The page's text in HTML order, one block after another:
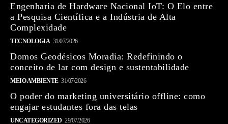
Engenharia de Hardware Nacional IoT: O Elo entre
a Pesquisa Científica e a Indústria de Alta
Complexidade
TECNOLOGIA 31/07/2026
Domos Geodésicos Moradia: Redefinindo o
conceito de lar com design e sustentabilidade
MEIO AMBIENTE 31/07/2026
O poder do marketing universitário offline: como
engajar estudantes fora das telas
UNCATEGORIZED 29/07/2026